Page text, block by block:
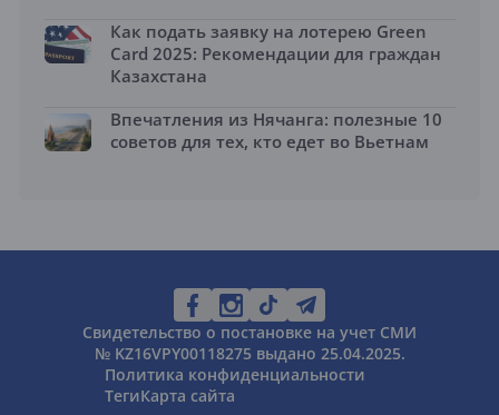
Как подать заявку на лотерею Green
Card 2025: Рекомендации для граждан
Казахстана
Впечатления из Нячанга: полезные 10
советов для тех, кто едет во Вьетнам
Свидетельство о постановке на учет СМИ
№ KZ16VPY00118275 выдано 25.04.2025.
Политика конфиденциальности
ТегиКарта сайта